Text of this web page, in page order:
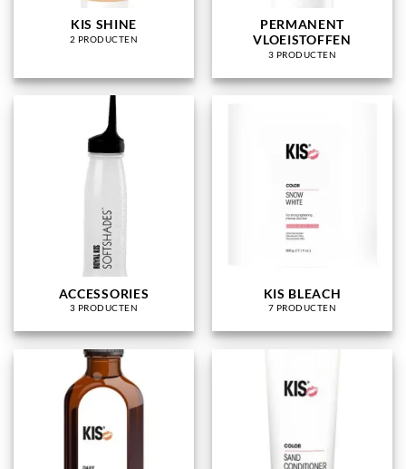
KIS SHINE
2 PRODUCTEN
PERMANENT
VLOEISTOFFEN
3 PRODUCTEN
ACCESSORIES
3 PRODUCTEN
KIS BLEACH
7 PRODUCTEN